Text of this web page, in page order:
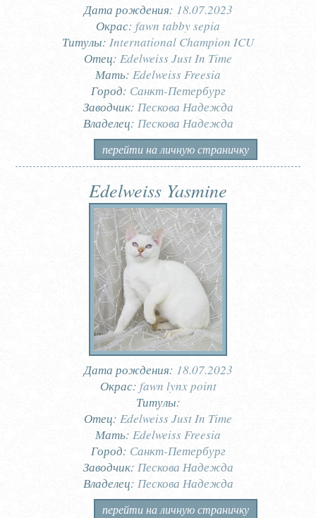
Дата рождения: 18.07.2023
Окрас: fawn tabby sepia
Титулы: International Champion ICU
Отец: Edelweiss Just In Time
Мать: Edelweiss Freesia
Город: Санкт-Петербург
Заводчик: Пескова Надежда
Владелец: Пескова Надежда
перейти на личную страничку
Edelweiss Yasmine
Дата рождения: 18.07.2023
Окрас: fawn lynx point
Титулы:
Отец: Edelweiss Just In Time
Мать: Edelweiss Freesia
Город: Санкт-Петербург
Заводчик: Пескова Надежда
Владелец: Пескова Надежда
перейти на личную страничку